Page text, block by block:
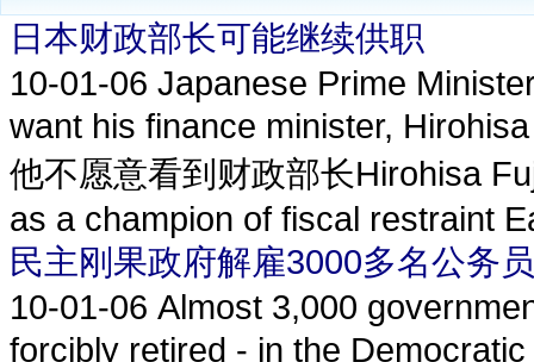
日本财政部长可能继续供职
10-01-06 Japanese Prime
want his finance minister,
他不愿意看到财政部长Hirohisa
as a champion of fiscal restraint
民主刚果政府解雇3000多名公务员
10-01-06 Almost 3,000
forcibly retired - in the